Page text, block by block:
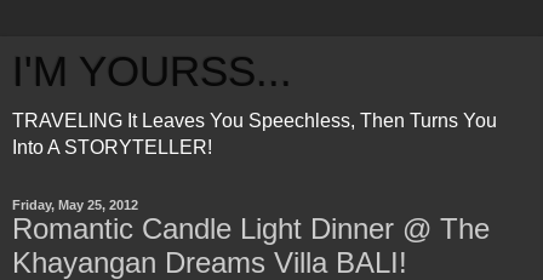
I'M YOURSS...
TRAVELING It Leaves You Speechless, Then Turns You
Into A STORYTELLER!
Friday, May 25, 2012
Romantic Candle Light Dinner @ The
Khayangan Dreams Villa BALI!